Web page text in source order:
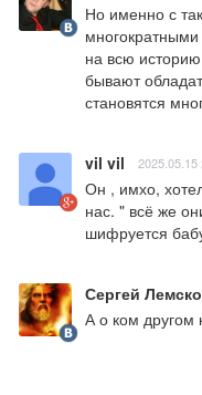
Но именно с
на всю
бывают
становятся
vil vil 2025.05.15
Он , имхо,
нас. " всё же
шифруется
Сергей
А о ком другом